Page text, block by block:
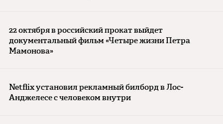
22 октября в российский прокат выйдет
документальный фильм «Четыре жизни Петра
Мамонова»
Netflix установил рекламный билборд в Лос-
Анджелесе с человеком внутри